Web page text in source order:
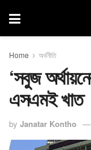
Home অর্থনীতি
‘সবুজ
এসএমই খাত
by Janatar Kontho